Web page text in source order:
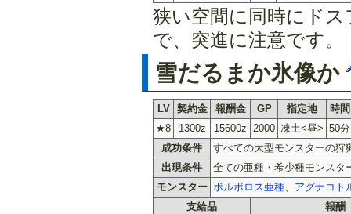
狭い空間に同時にド
で、突進に注意です。
雪だるまか氷像か
LV 契約金 報酬金 GP 指定地
時間
★8
1300z 15600z 2000 凍土<昼> 50分
成功条件
すべての大型モンスターの狩
出現条件
全ての亜種・希少種モンスタ
モンスター ボルボロス亜種
アグナコト
支給品
報酬